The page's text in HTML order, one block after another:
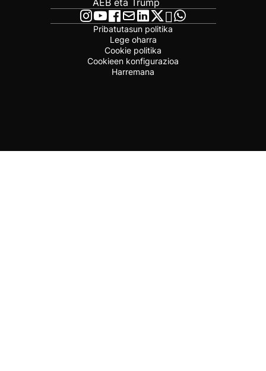
AEB eta Trump
Pribatutasun politika
Lege oharra
Cookie politika
Cookieen konfigurazioa
Harremana